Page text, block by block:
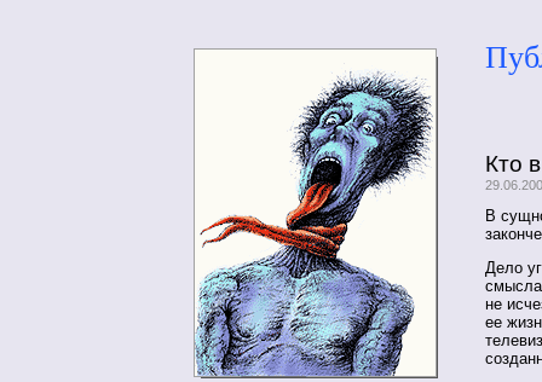
Кто
В
Дело
не
ее